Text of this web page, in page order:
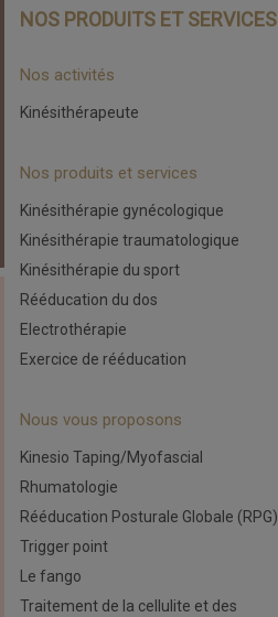
NOS PRODUITS ET SERVICES
Nos activités
Kinésithérapeute
Nos produits et services
Kinésithérapie gynécologique
Kinésithérapie traumatologique
Kinésithérapie du sport
Rééducation du dos
Electrothérapie
Exercice de rééducation
Nous vous proposons
Kinesio Taping/Myofascial
Rhumatologie
Rééducation Posturale Globale (RPG)
Trigger point
Le fango
Traitement de la cellulite et des